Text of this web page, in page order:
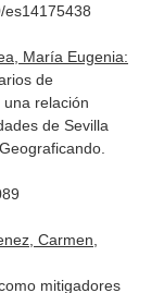
es14175438
María Eugenia:
de
relación
de Sevilla
.
Carmen,
mitigadores